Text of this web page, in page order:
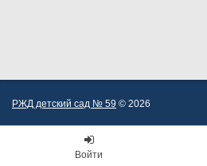
РЖД детский сад № 59 © 2026
Войти